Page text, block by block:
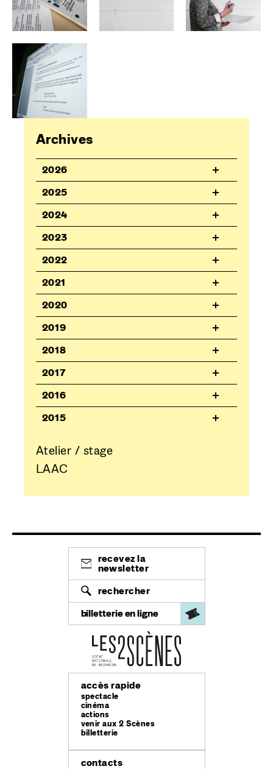
Archives
2026
2025
2024
2023
2022
2021
2020
2019
2018
2017
2016
2015
Atelier / stage
LAAC
recevez la
newsletter
rechercher
billetterie en ligne
accès rapide
spectacle
cinéma
actions
venir aux 2 Scènes
billetterie
contacts